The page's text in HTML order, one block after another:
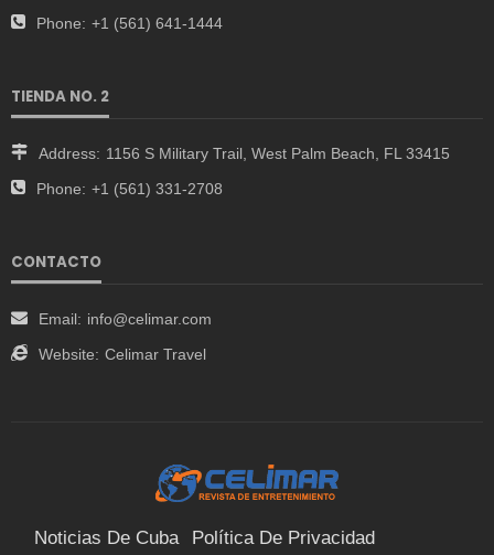
Phone: +1 (561) 641-1444
TIENDA NO. 2
Address: 1156 S Military Trail, West Palm Beach, FL 33415
Phone: +1 (561) 331-2708
CONTACTO
Email: info@celimar.com
Website: Celimar Travel
Noticias De Cuba Política De Privacidad